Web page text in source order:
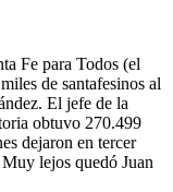
Fe para Todos (el
de santafesinos al
El jefe de la
obtuvo 270.499
dejaron en tercer
lejos quedó Juan